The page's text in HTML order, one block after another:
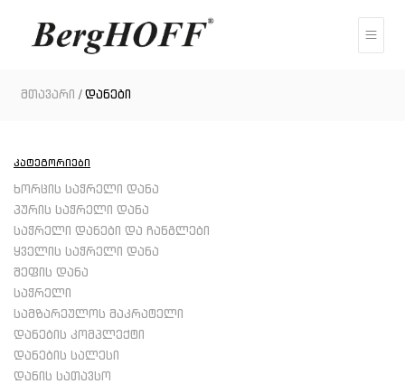
მთავარი დანები
კატეგორიები
ხორცის საჭრელი დანა
პურის საჭრელი დანა
საჭრელი დანები და ჩანგლები
ყველის საჭრელი დანა
შეფის დანა
საჭრელი
სამზარეულოს მაკრატელი
დანების კომპლექტი
დანების სალესი
დანის სათავსო